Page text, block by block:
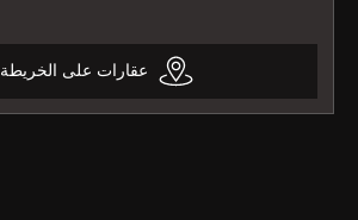
عقارات على الخريطة